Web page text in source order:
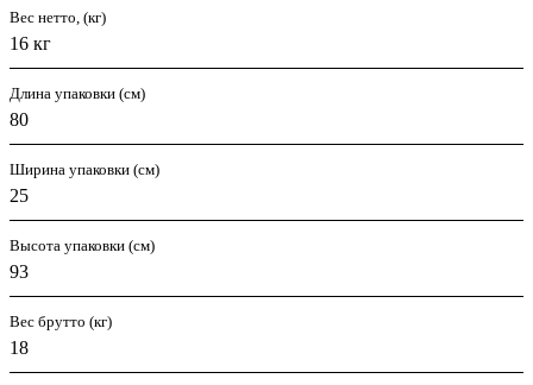
Вес нетто, (кг)
16 кг
Длина упаковки (см)
80
Ширина упаковки (см)
25
Высота упаковки (см)
93
Вес брутто (кг)
18